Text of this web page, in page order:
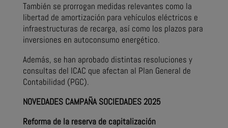
También se prorrogan medidas relevantes como la
libertad de amortización para vehículos eléctricos e
infraestructuras de recarga, así como los plazos para
inversiones en autoconsumo energético.
Además, se han aprobado distintas resoluciones y
consultas del ICAC que afectan al Plan General de
Contabilidad (PGC).
NOVEDADES CAMPAÑA SOCIEDADES 2025
Reforma de la reserva de capitalización